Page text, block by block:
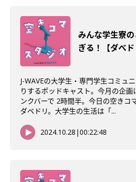
みんな学生寮
ぎる！【ダべド
J-WAVEの大学生・専門学生コミュ
りするポッドキャスト。今月の企画
ンクバーで 2時間半。今日の空きコ
ダベドリ。大学生の生活は「...
2024.10.28 |00:22:48